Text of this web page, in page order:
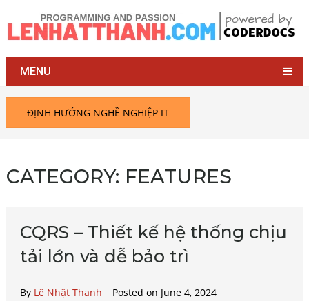
MENU
ĐỊNH HƯỚNG NGHỀ NGHIỆP IT
CATEGORY: FEATURES
CQRS – Thiết kế hệ thống chịu
tải lớn và dễ bảo trì
By Lê Nhật Thanh
Posted on June 4, 2024